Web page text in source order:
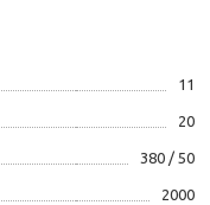
11
20
380 / 50
2000